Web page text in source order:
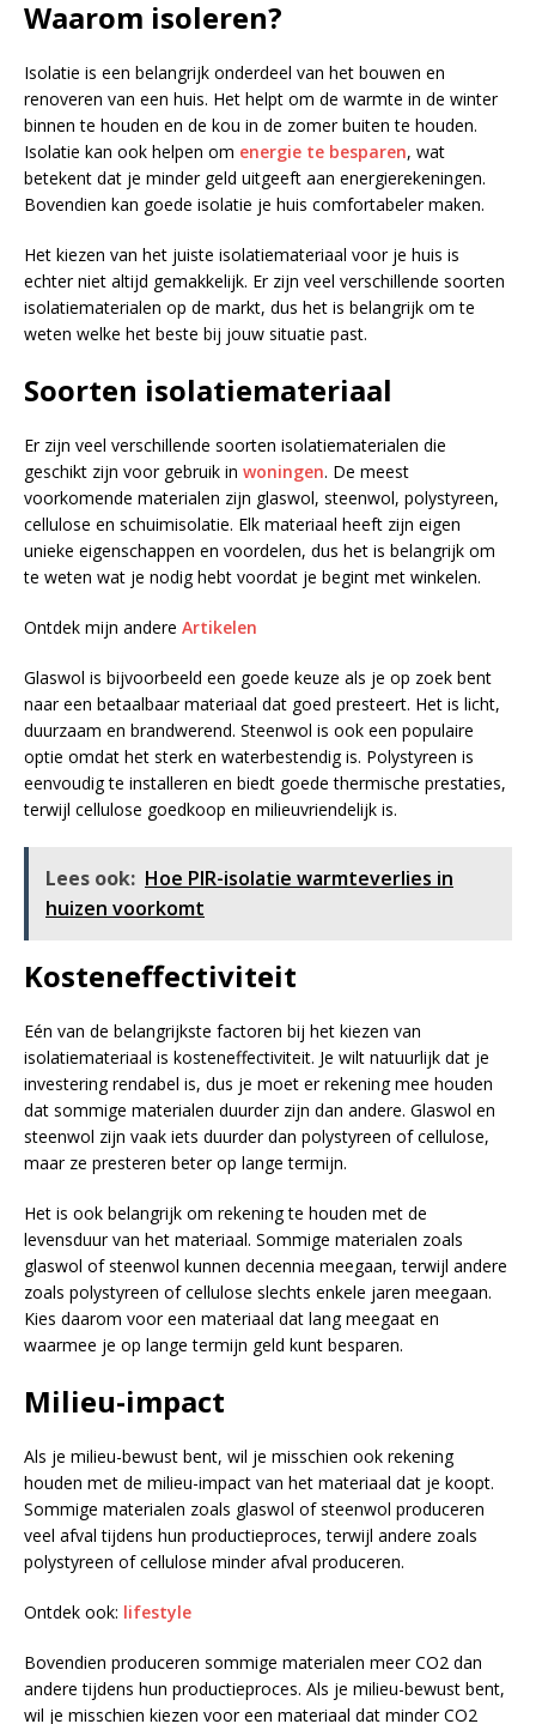
Waarom isoleren?
Isolatie is een belangrijk onderdeel van het bouwen en
renoveren van een huis. Het helpt om de warmte in de winter
binnen te houden en de kou in de zomer buiten te houden.
Isolatie kan ook helpen om energie te besparen, wat
betekent dat je minder geld uitgeeft aan energierekeningen.
Bovendien kan goede isolatie je huis comfortabeler maken.
Het kiezen van het juiste isolatiemateriaal voor je huis is
echter niet altijd gemakkelijk. Er zijn veel verschillende soorten
isolatiematerialen op de markt, dus het is belangrijk om te
weten welke het beste bij jouw situatie past.
Soorten isolatiemateriaal
Er zijn veel verschillende soorten isolatiematerialen die
geschikt zijn voor gebruik in woningen. De meest
voorkomende materialen zijn glaswol, steenwol, polystyreen,
cellulose en schuimisolatie. Elk materiaal heeft zijn eigen
unieke eigenschappen en voordelen, dus het is belangrijk om
te weten wat je nodig hebt voordat je begint met winkelen.
Ontdek mijn andere Artikelen
Glaswol is bijvoorbeeld een goede keuze als je op zoek bent
naar een betaalbaar materiaal dat goed presteert. Het is licht,
duurzaam en brandwerend. Steenwol is ook een populaire
optie omdat het sterk en waterbestendig is. Polystyreen is
eenvoudig te installeren en biedt goede thermische prestaties,
terwijl cellulose goedkoop en milieuvriendelijk is.
Lees ook: Hoe PIR-isolatie warmteverlies in
huizen voorkomt
Kosteneffectiviteit
Eén van de belangrijkste factoren bij het kiezen van
isolatiemateriaal is kosteneffectiviteit. Je wilt natuurlijk dat je
investering rendabel is, dus je moet er rekening mee houden
dat sommige materialen duurder zijn dan andere. Glaswol en
steenwol zijn vaak iets duurder dan polystyreen of cellulose,
maar ze presteren beter op lange termijn.
Het is ook belangrijk om rekening te houden met de
levensduur van het materiaal. Sommige materialen zoals
glaswol of steenwol kunnen decennia meegaan, terwijl andere
zoals polystyreen of cellulose slechts enkele jaren meegaan.
Kies daarom voor een materiaal dat lang meegaat en
waarmee je op lange termijn geld kunt besparen.
Milieu-impact
Als je milieu-bewust bent, wil je misschien ook rekening
houden met de milieu-impact van het materiaal dat je koopt.
Sommige materialen zoals glaswol of steenwol produceren
veel afval tijdens hun productieproces, terwijl andere zoals
polystyreen of cellulose minder afval produceren.
Ontdek ook: lifestyle
Bovendien produceren sommige materialen meer CO2 dan
andere tijdens hun productieproces. Als je milieu-bewust bent,
wil je misschien kiezen voor een materiaal dat minder CO2